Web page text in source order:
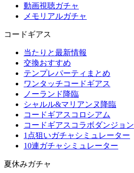
動画視聴ガチャ
メモリアルガチャ
コードギアス
当たりと最新情報
交換おすすめ
テンプレパーティまとめ
ワンタッチコードギアス
ノーランド降臨
シャルル&マリアンヌ降臨
コードギアスコロシアム
コードギアスコラボダンジョン
1点狙いガチャシミュレーター
10連ガチャシミュレーター
夏休みガチャ